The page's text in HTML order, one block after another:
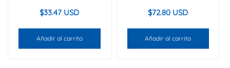
$33.47 USD
Añadir al carrito
$72.80 USD
Añadir al carrito